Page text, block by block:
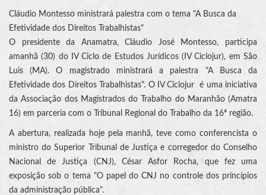
Cláudio Montesso ministrará palestra com o tema "A Busca da
Efetividade dos Direitos Trabalhistas"
O presidente da Anamatra, Cláudio José Montesso, participa
amanhã (30) do IV Ciclo de Estudos Jurídicos (IV Ciclojur), em São
Luis (MA). O magistrado ministrará a palestra "A Busca da
Efetividade dos Direitos Trabalhistas". O IV Ciclojur é uma iniciativa
da Associação dos Magistrados do Trabalho do Maranhão (Amatra
16) em parceria com o Tribunal Regional do Trabalho da 16ª região.
A abertura, realizada hoje pela manhã, teve como conferencista o
ministro do Superior Tribunal de Justiça e corregedor do Conselho
Nacional de Justiça (CNJ), César Asfor Rocha, que fez uma
exposição sob o tema "O papel do CNJ no controle dos princípios
da administração pública".